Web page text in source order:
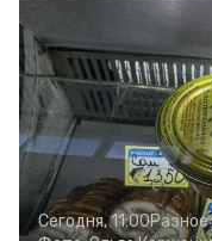
Сегодня, 11:00Разное